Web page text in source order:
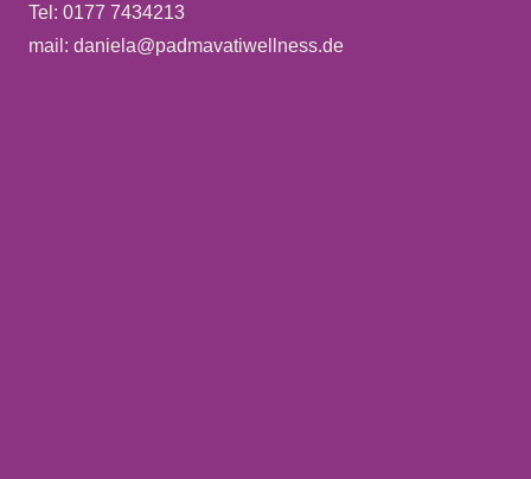
Tel: 0177 7434213
mail: daniela@padmavatiwellness.de